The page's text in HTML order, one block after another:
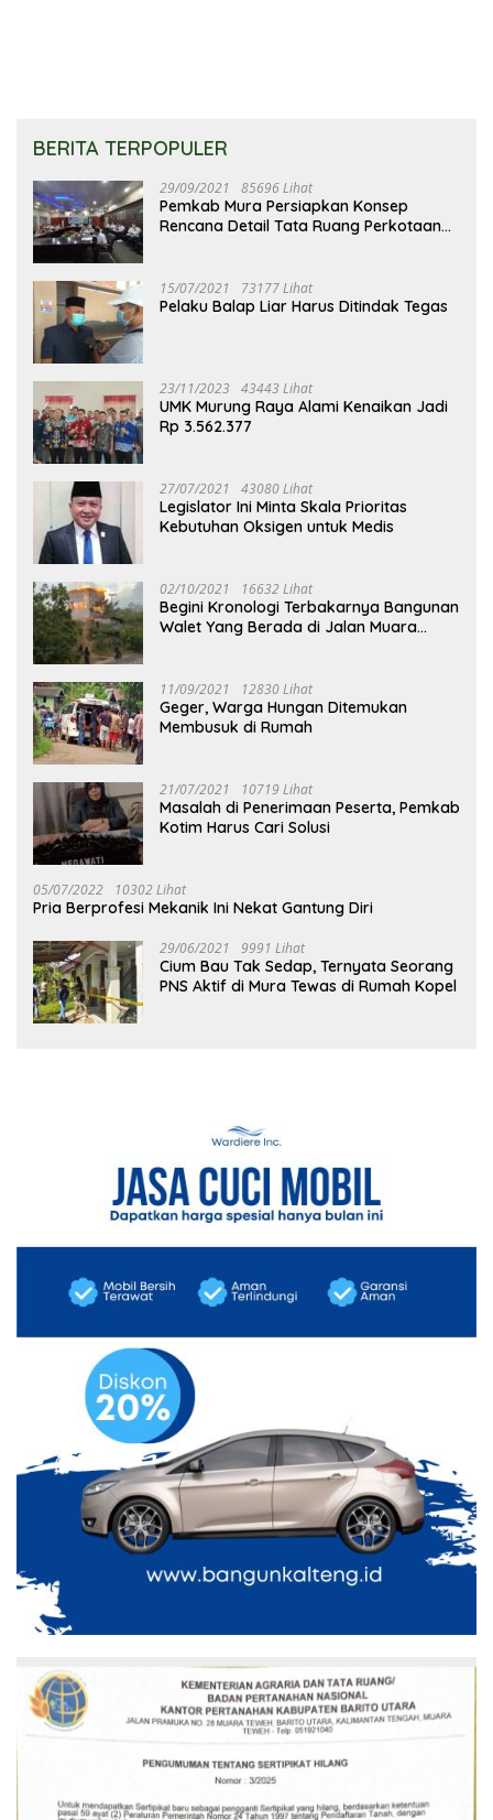
BERITA TERPOPULER
29/09/2021 85696 Lihat
Pemkab Mura Persiapkan Konsep
Rencana Detail Tata Ruang Perkotaan
15/07/2021 73177 Lihat
Pelaku Balap Liar Harus Ditindak Tegas
23/11/2023 43443 Lihat
UMK Murung Raya Alami Kenaikan Jadi
Rp 3.562.377
27/07/2021 43080 Lihat
Legislator Ini Minta Skala Prioritas
Kebutuhan Oksigen untuk Medis
02/10/2021 16632 Lihat
Begini Kronologi Terbakarnya Bangunan
Walet Yang Berada di Jalan Muara
11/09/2021 12830 Lihat
Geger, Warga Hungan Ditemukan
Membusuk di Rumah
21/07/2021 10719 Lihat
Masalah di Penerimaan Peserta, Pemkab
Kotim Harus Cari Solusi
05/07/2022 10302 Lihat
Pria Berprofesi Mekanik Ini Nekat Gantung Diri
29/06/2021 9991 Lihat
Cium Bau Tak Sedap, Ternyata Seorang
PNS Aktif di Mura Tewas di Rumah Kopel